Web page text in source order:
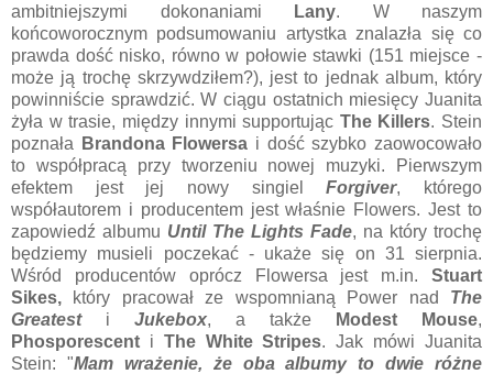
ambitniejszymi dokonaniami
Lany. W naszym
końcoworocznym podsumowaniu artystka znalazła się co
prawda dość nisko, równo w połowie stawki (151 miejsce -
może ją trochę skrzywdziłem?), jest to jednak album, który
powinniście sprawdzić. W ciągu ostatnich miesięcy Juanita
żyła w trasie, między innymi supportując The Killers. Stein
poznała
Brandona Flowersa i dość szybko zaowocowało
to współpracą przy tworzeniu nowej muzyki. Pierwszym
efektem jest jej nowy singielForgiver, którego
współautorem i producentem jest właśnie Flowers. Jest to
zapowiedź albumu Until The Lights Fade, na który trochę
będziemy musieli poczekać - ukaże się on 31 sierpnia.
Wśród producentów oprócz Flowersa jest m.in. Stuart
Sikes, który pracował ze wspomnianą Power nad The
Greatesti Jukebox, a także Modest Mouse,
Phosporescent i The White Stripes. Jak mówi Juanita
Stein: "Mam wrażenie, że oba albumy to dwie różne